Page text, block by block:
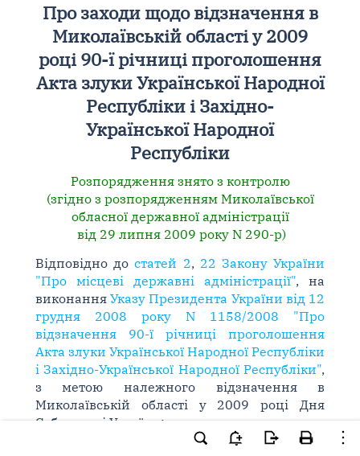
Про заходи щодо відзначення в
Миколаївській області у 2009
році 90-ї річниці проголошення
Акта злуки Української Народної
Республіки і Західно-
Української Народної
Республіки
Розпорядження знято з контролю
(згідно з розпорядженням Миколаївської
обласної державної адміністрації
від 29 липня 2009 року N 290-р)
Відповідно достатей 2, 22 Закону України
"Про місцеві державні адміністрації", на
виконання Указу Президента України від 12
грудня 2008 року N 1158/2008 "Про
відзначення 90-ї річниці проголошення
Акта злуки Української Народної Республіки
і Західно-Української Народної Республіки",
з метою належного відзначення в
Миколаївській області у 2009 році Дня
Соборності України: